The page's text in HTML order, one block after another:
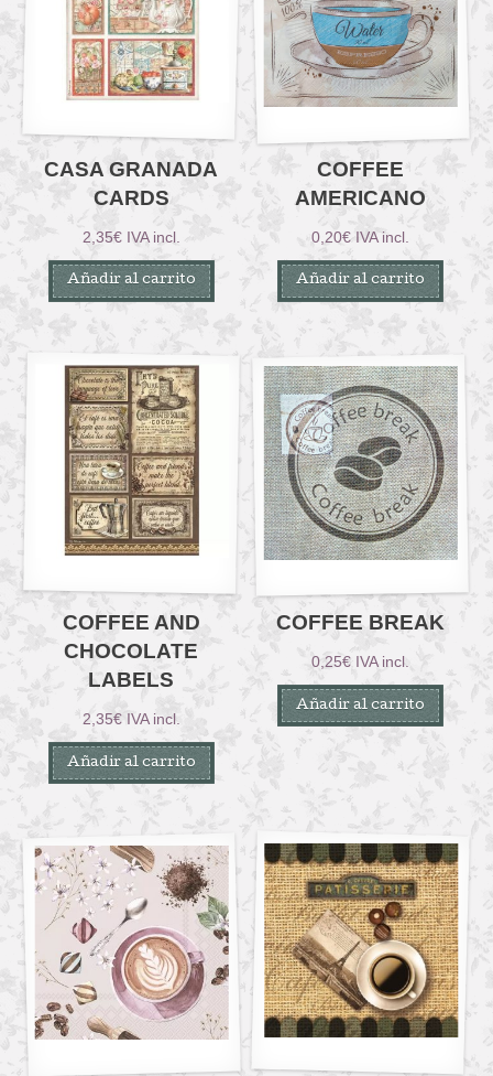
CASA GRANADA
CARDS
2,35€ IVA incl.
Añadir al carrito
COFFEE
AMERICANO
0,20€ IVA incl.
Añadir al carrito
COFFEE AND
CHOCOLATE
LABELS
2,35€ IVA incl.
Añadir al carrito
COFFEE BREAK
0,25€ IVA incl.
Añadir al carrito